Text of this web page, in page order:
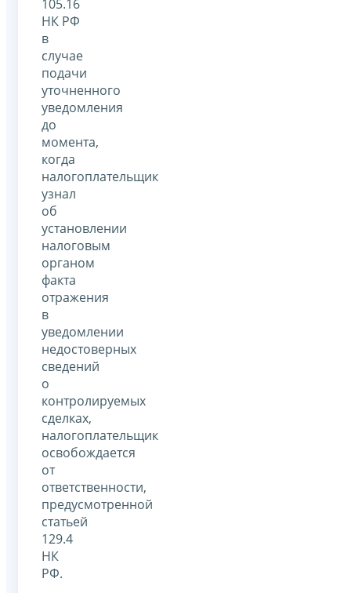
105.16
НК РФ
в
случае
подачи
уточненного
уведомления
до
момента,
когда
налогоплательщик
узнал
об
установлении
налоговым
органом
факта
отражения
в
уведомлении
недостоверных
сведений
о
контролируемых
сделках,
налогоплательщик
освобождается
от
ответственности,
предусмотренной
статьей
129.4
НК
РФ.